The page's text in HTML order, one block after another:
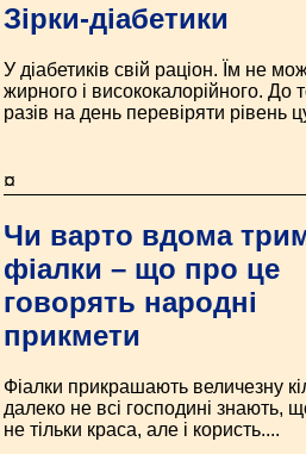
Зірки-діабетики
У діабетиків свій раціон. Їм не
жирного і висококалорійного. До
разів на день перевіряти рівень
¤
Чи варто вдома
фіалки – що про це
говорять народні
прикмети
Фіалки прикрашають величезну
далеко не всі господині знають,
не тільки краса, але і користь....